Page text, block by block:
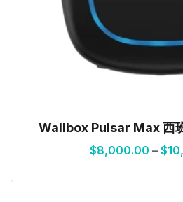
Wallbox Pulsar Max 西
$8,000.00 – $